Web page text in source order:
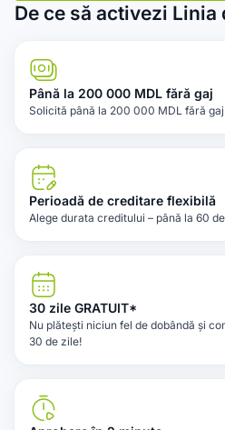
De ce să activezi Linia
Până la 200 000 MDL fără gaj
Solicită până la 200 000 MDL fără
Perioadă de creditare flexibilă
Alege durata creditului – până la 60
30 zile GRATUIT*
Nu plătești niciun fel de dobândă și
30 de zile!